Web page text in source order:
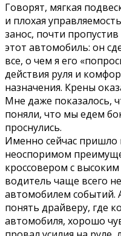
Говорят, мягкая
и плохая
занос, почти
этот автомобиль: он
все, о чем я его
действия руля и
назначения. Крены
Мне даже показалось,
поняли, что мы едем
проснулись.
Именно сейчас пришло
неоспоримом
кроссовером с
водитель чаще всего
автомобилем событий.
понять драйверу, где
автомобиля, хорошо